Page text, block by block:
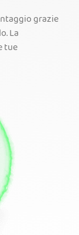
grazie
La
tue